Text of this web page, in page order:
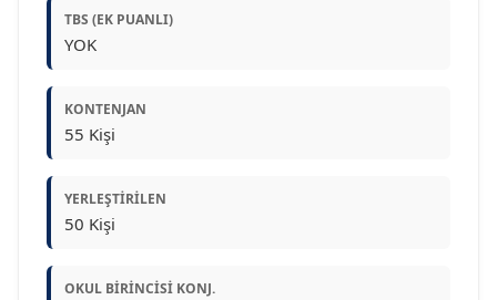
TBS (EK PUANLI)
YOK
KONTENJAN
55 Kişi
YERLEŞTIRILEN
50 Kişi
OKUL BIRINCISI KONJ.